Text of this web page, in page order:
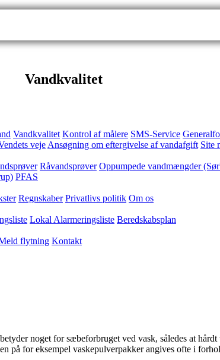
Vandkvalitet Kontrol af målere SMS-Service
vejeAnsøgning om eftergivelse af vandafgift Site
Råvandsprøver Oppumpede vandmængder
PFAS
Regnskaber Privatlivs politik Om os
Lokal Alarmeringsliste Beredskabsplan
flytning Kontakt
Vandkvalitet
noget for sæbeforbruget ved vask, således at
på for eksempel vaskepulverpakker angives ofte i